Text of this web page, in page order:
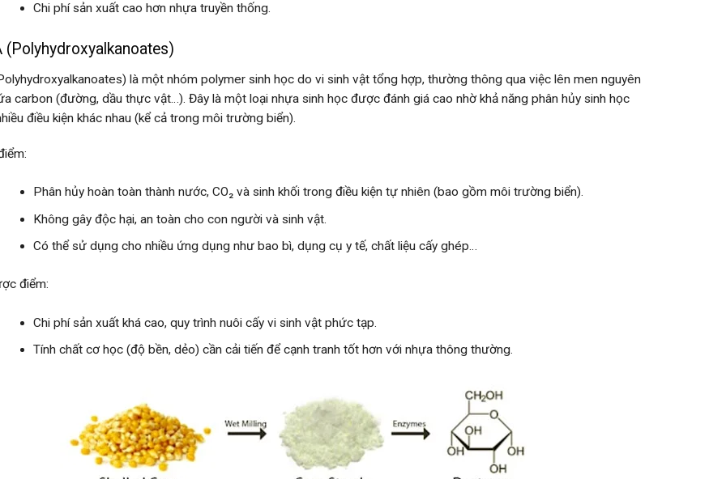
Chi phí sản xuất cao hơn nhựa truyền thống.
(Polyhydroxyalkanoates)
là một nhóm polymer sinh học do vi sinh vật tổng hợp, thường thông qua việc lên men nguyên
carbon (đường, dầu thực vật…). Đây là một loại nhựa sinh học được đánh giá cao nhờ khả năng phân hủy sinh học
điều kiện khác nhau (kể cả trong môi trường biển).
Phân hủy hoàn toàn thành nước, CO₂ và sinh khối trong điều kiện tự nhiên (bao gồm môi trường biển).
Không gây độc hại, an toàn cho con người và sinh vật.
Có thể sử dụng cho nhiều ứng dụng như bao bì, dụng cụ y tế, chất liệu cấy ghép…
điểm:
Chi phí sản xuất khá cao, quy trình nuôi cấy vi sinh vật phức tạp.
Tính chất cơ học (độ bền, dẻo) cần cải tiến để cạnh tranh tốt hơn với nhựa thông thường.